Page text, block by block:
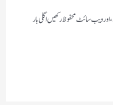
ویب سائٹ محفوظ رکھیں اگلی بار